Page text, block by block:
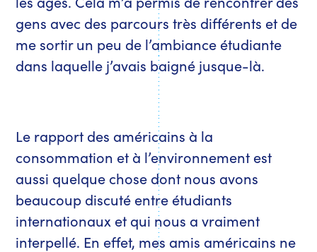
gens avec des parcours très différents et de
me sortir un peu de l’ambiance étudiante
dans laquelle j’avais baigné jusque-là.
Le rapport des américains à la
consommation et à l’environnement est
aussi quelque chose dont nous avons
beaucoup discuté entre étudiants
internationaux et qui nous a vraiment
interpellé. En effet, mes amis américains ne